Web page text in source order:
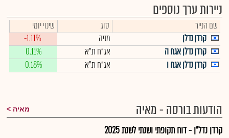
ניירות ערך נוספים
שם הנייר סוג
שינוי יומי
קרדן נדלן
מניה
-1.11%
קרדן נדלן אגח ה
אג"ח ת"א
0.11%
קרדן נדלן אגח ו
אג"ח ת"א 0.18%
הודעות בורסה - מאיה מאיה
קרדן נדל"ן - דוח תקופתי ושנתי לשנת 2025